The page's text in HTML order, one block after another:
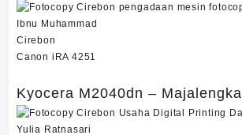
Ibnu Muhammad
Cirebon
Canon iRA 4251
Kyocera M2040dn – Majalengka
Yulia Ratnasari